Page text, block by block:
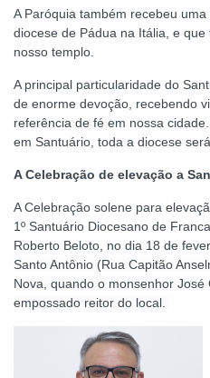
A Paróquia também recebeu
diocese de Pádua na Itália, e
nosso templo.
A principal particularidade do
de enorme devoção, recebendo
referência de fé em nossa
em Santuário, toda a diocese
A Celebração de elevação a
A Celebração solene para
1º Santuário Diocesano de
Roberto Beloto, no dia 18 de
Santo Antônio (Rua Capitão
Nova, quando o monsenhor
empossado reitor do local.